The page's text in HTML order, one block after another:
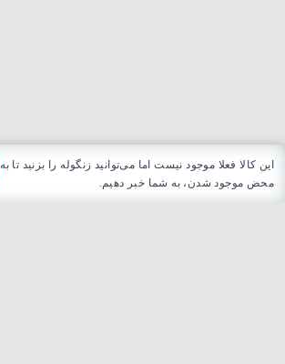
این کالا فعلا موجود نیست اما می‌توانید زنگوله را بزنید تا به
محض موجود شدن، به شما خبر دهیم.